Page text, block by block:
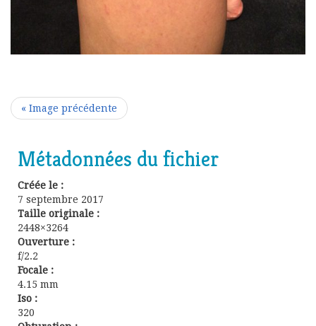
« Image précédente
Métadonnées du fichier
Créée le :
7 septembre 2017
Taille originale :
2448×3264
Ouverture :
f/2.2
Focale :
4.15 mm
Iso :
320